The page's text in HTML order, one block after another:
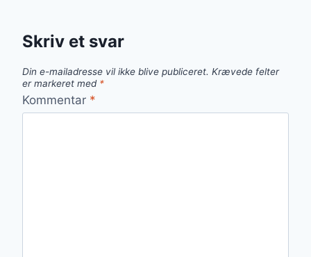
Skriv et svar
Din e-mailadresse vil ikke blive publiceret. Krævede felter
er markeret med *
Kommentar *